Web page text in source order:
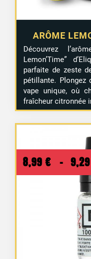
ARÔME
Découvrez
Lemon’Time”
parfaite de zeste
pétillante. Plongez
vape unique, où
fraîcheur citronnée
8,99 € – 9,29